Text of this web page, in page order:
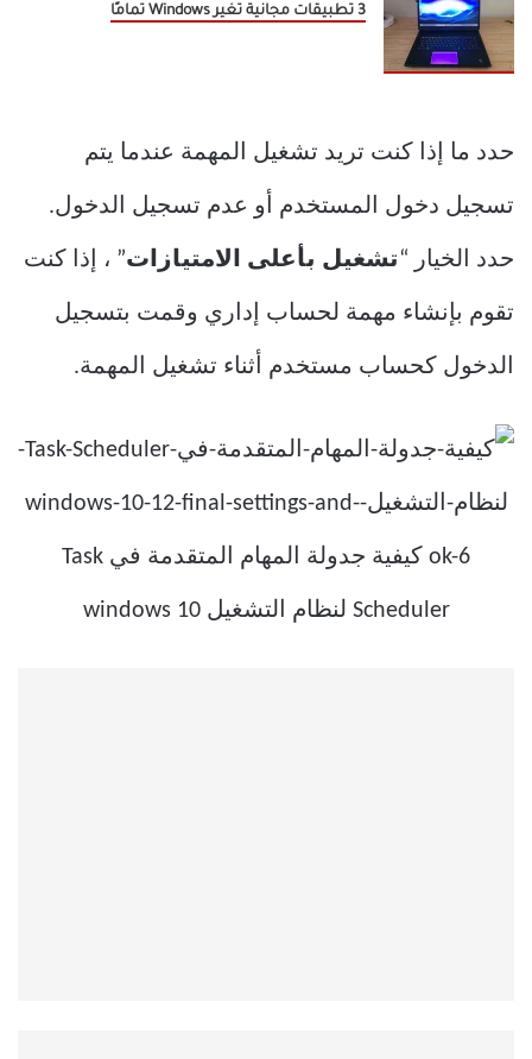
3 تطبيقات مجانية تغير Windows تمامًا
حدد ما إذا كنت تريد تشغيل المهمة عندما يتم
تسجيل دخول المستخدم أو عدم تسجيل الدخول.
حدد الخيار “ تشغيل بأعلى الامتيازات” ، إذا كنت
تقوم بإنشاء مهمة لحساب إداري وقمت بتسجيل
الدخول كحساب مستخدم أثناء تشغيل المهمة.